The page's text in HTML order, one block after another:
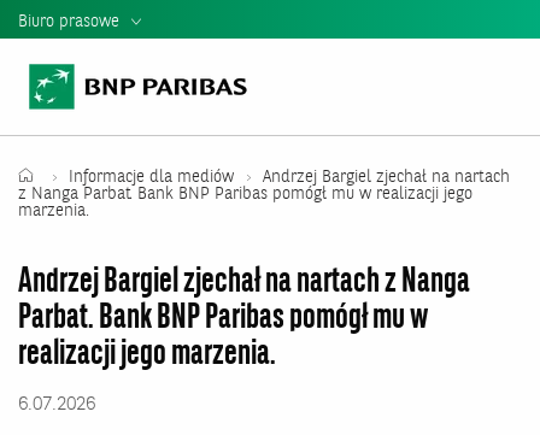
Biuro prasowe
Informacje Prasowe
Teczka Prasowa
Władze banku
Relacje Inwestorskie
Informacje dla mediów
Andrzej Bargiel zjechał na nartach
z Nanga Parbat. Bank BNP Paribas pomógł mu w realizacji jego
marzenia.
Andrzej Bargiel zjechał na nartach z Nanga
Parbat. Bank BNP Paribas pomógł mu w
realizacji jego marzenia.
6.07.2026